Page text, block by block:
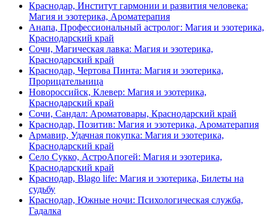
Краснодар, Институт гармонии и развития человека:
Магия и эзотерика, Ароматерапия
Анапа, Профессиональный астролог: Магия и эзотерика,
Краснодарский край
Сочи, Магическая лавка: Магия и эзотерика,
Краснодарский край
Краснодар, Чертова Пинта: Магия и эзотерика,
Прорицательница
Новороссийск, Клевер: Магия и эзотерика,
Краснодарский край
Сочи, Сандал: Ароматовары, Краснодарский край
Краснодар, Позитив: Магия и эзотерика, Ароматерапия
Армавир, Удачная покупка: Магия и эзотерика,
Краснодарский край
Село Сукко, АстроАпогей: Магия и эзотерика,
Краснодарский край
Краснодар, Blago life: Магия и эзотерика, Билеты на
судьбу
Краснодар, Южные ночи: Психологическая служба,
Гадалка